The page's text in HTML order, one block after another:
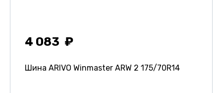
4 083
Шина ARIVO Winmaster ARW 2 175/70R14